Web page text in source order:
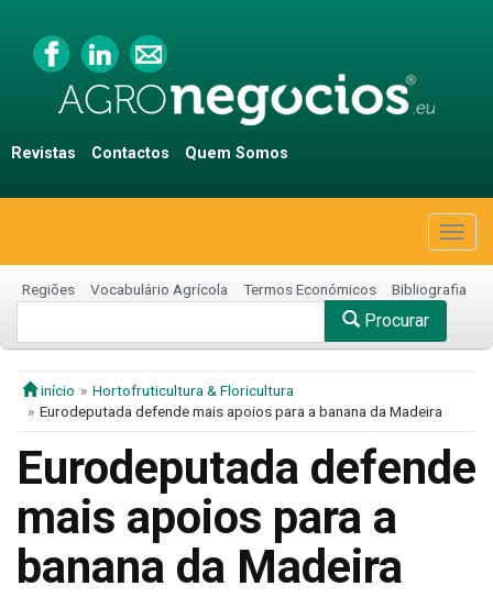
Revistas Contactos Quem Somos
Regiões Vocabulário Agrícola Termos Económicos Bibliografia
Procurar
início
Hortofruticultura & Floricultura
Eurodeputada defende mais apoios para a banana da Madeira
Eurodeputada defende
mais apoios para a
banana da Madeira